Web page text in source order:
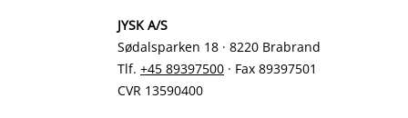
JYSK A/S
Sødalsparken 18 · 8220 Brabrand
Tlf. +45 89397500 · Fax 89397501
CVR 13590400